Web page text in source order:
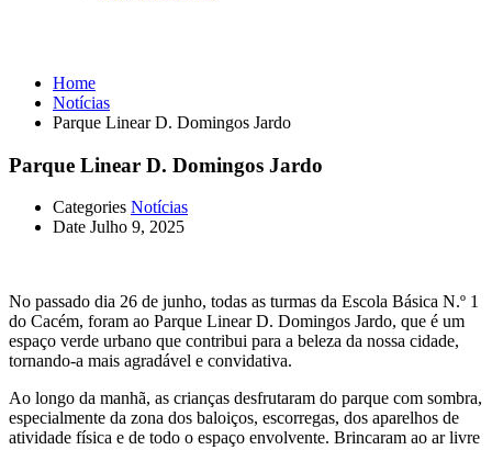
Home
Notícias
Parque Linear D. Domingos Jardo
Parque Linear D. Domingos Jardo
Categories Notícias
Date Julho 9, 2025
No passado dia 26 de junho, todas as turmas da Escola Básica N.º 1
do Cacém, foram ao Parque Linear D. Domingos Jardo, que é um
espaço verde urbano que contribui para a beleza da nossa cidade,
tornando-a mais agradável e convidativa.
Ao longo da manhã, as crianças desfrutaram do parque com sombra,
especialmente da zona dos baloiços, escorregas, dos aparelhos de
atividade física e de todo o espaço envolvente. Brincaram ao ar livre